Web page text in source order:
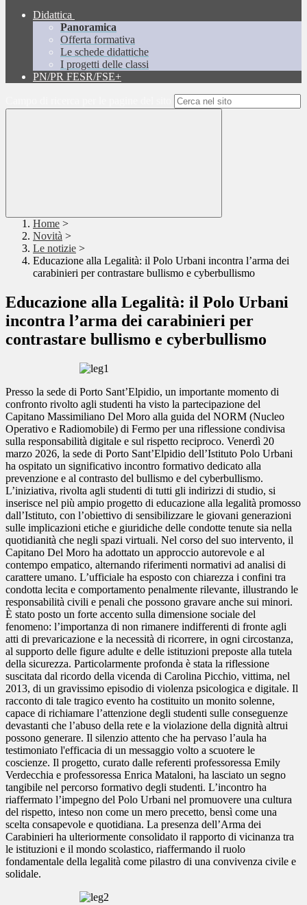
Didattica
Panoramica
Offerta formativa
Le schede didattiche
I progetti delle classi
PN/PR FESR/FSE+
Home >
Novità >
Le notizie >
Educazione alla Legalità: il Polo Urbani incontra l’arma dei
carabinieri per contrastare bullismo e cyberbullismo
Educazione alla Legalità: il Polo Urbani
incontra l’arma dei carabinieri per
contrastare bullismo e cyberbullismo
Presso la sede di Porto Sant’Elpidio, un importante momento di
confronto rivolto agli studenti ha visto la partecipazione del
Capitano Massimiliano Del Moro alla guida del NORM (Nucleo
Operativo e Radiomobile) di Fermo per una riflessione condivisa
sulla responsabilità digitale e sul rispetto reciproco. Venerdì 20
marzo 2026, la sede di Porto Sant’Elpidio dell’Istituto Polo Urbani
ha ospitato un significativo incontro formativo dedicato alla
prevenzione e al contrasto del bullismo e del cyberbullismo.
L’iniziativa, rivolta agli studenti di tutti gli indirizzi di studio, si
inserisce nel più ampio progetto di educazione alla legalità promosso
dall’Istituto, con l’obiettivo di sensibilizzare le giovani generazioni
sulle implicazioni etiche e giuridiche delle condotte tenute sia nella
quotidianità che negli spazi virtuali. Nel corso del suo intervento, il
Capitano Del Moro ha adottato un approccio autorevole e al
contempo empatico, alternando riferimenti normativi ad analisi di
carattere umano. L’ufficiale ha esposto con chiarezza i confini tra
condotta lecita e comportamento penalmente rilevante, illustrando le
responsabilità civili e penali che possono gravare anche sui minori.
È stato posto un forte accento sulla dimensione sociale del
fenomeno: l’importanza di non rimanere indifferenti di fronte agli
atti di prevaricazione e la necessità di ricorrere, in ogni circostanza,
al supporto delle figure adulte e delle istituzioni preposte alla tutela
della sicurezza. Particolarmente profonda è stata la riflessione
suscitata dal ricordo della vicenda di Carolina Picchio, vittima, nel
2013, di un gravissimo episodio di violenza psicologica e digitale. Il
racconto di tale tragico evento ha costituito un monito solenne,
capace di richiamare l’attenzione degli studenti sulle conseguenze
devastanti che l’abuso della rete e la violazione della dignità altrui
possono generare. Il silenzio attento che ha pervaso l’aula ha
testimoniato l'efficacia di un messaggio volto a scuotere le
coscienze. Il progetto, curato dalle referenti professoressa Emily
Verdecchia e professoressa Enrica Mataloni, ha lasciato un segno
tangibile nel percorso formativo degli studenti. L’incontro ha
riaffermato l’impegno del Polo Urbani nel promuovere una cultura
del rispetto, inteso non come un mero precetto, bensì come una
scelta consapevole e quotidiana. La presenza dell’Arma dei
Carabinieri ha ulteriormente consolidato il rapporto di vicinanza tra
le istituzioni e il mondo scolastico, riaffermando il ruolo
fondamentale della legalità come pilastro di una convivenza civile e
solidale.